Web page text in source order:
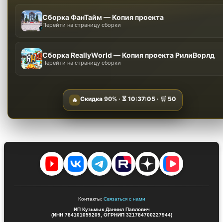
Сборка ФанТайм — Копия проекта
Перейти на страницу сборки
Сборка ReallyWorld — Копия проекта РилиВорлд
Перейти на страницу сборки
🔥 Скидка 90%· ⏳ 10:37:04· 🛒 50
Контакты: Связаться с нами
ИП Кузьмык Даниил Павлович
(ИНН 784101059209, ОГРНИП 321784700227944)